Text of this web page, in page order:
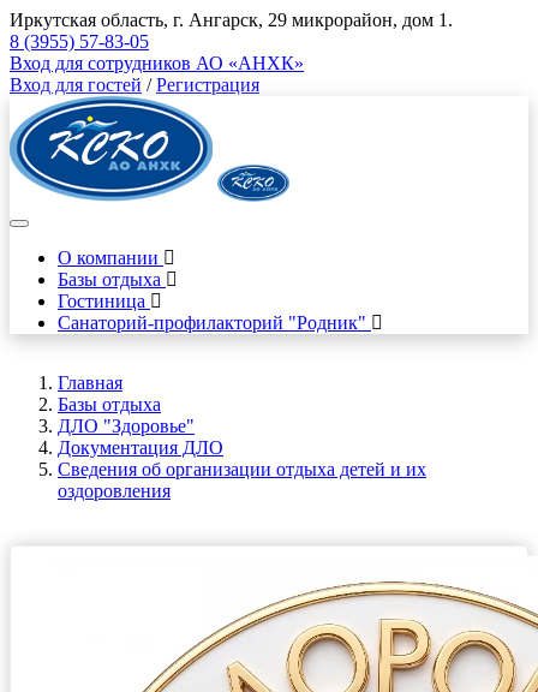
Иркутская область, г. Ангарск, 29 микрорайон, дом 1.
8 (3955) 57-83-05
Вход для сотрудников АО «АНХК»
Вход для гостей /Регистрация
О компании
Базы отдыха
Гостиница
Санаторий-профилакторий "Родник"
Главная
Базы отдыха
ДЛО "Здоровье"
Документация ДЛО
Сведения об организации отдыха детей и их
оздоровления